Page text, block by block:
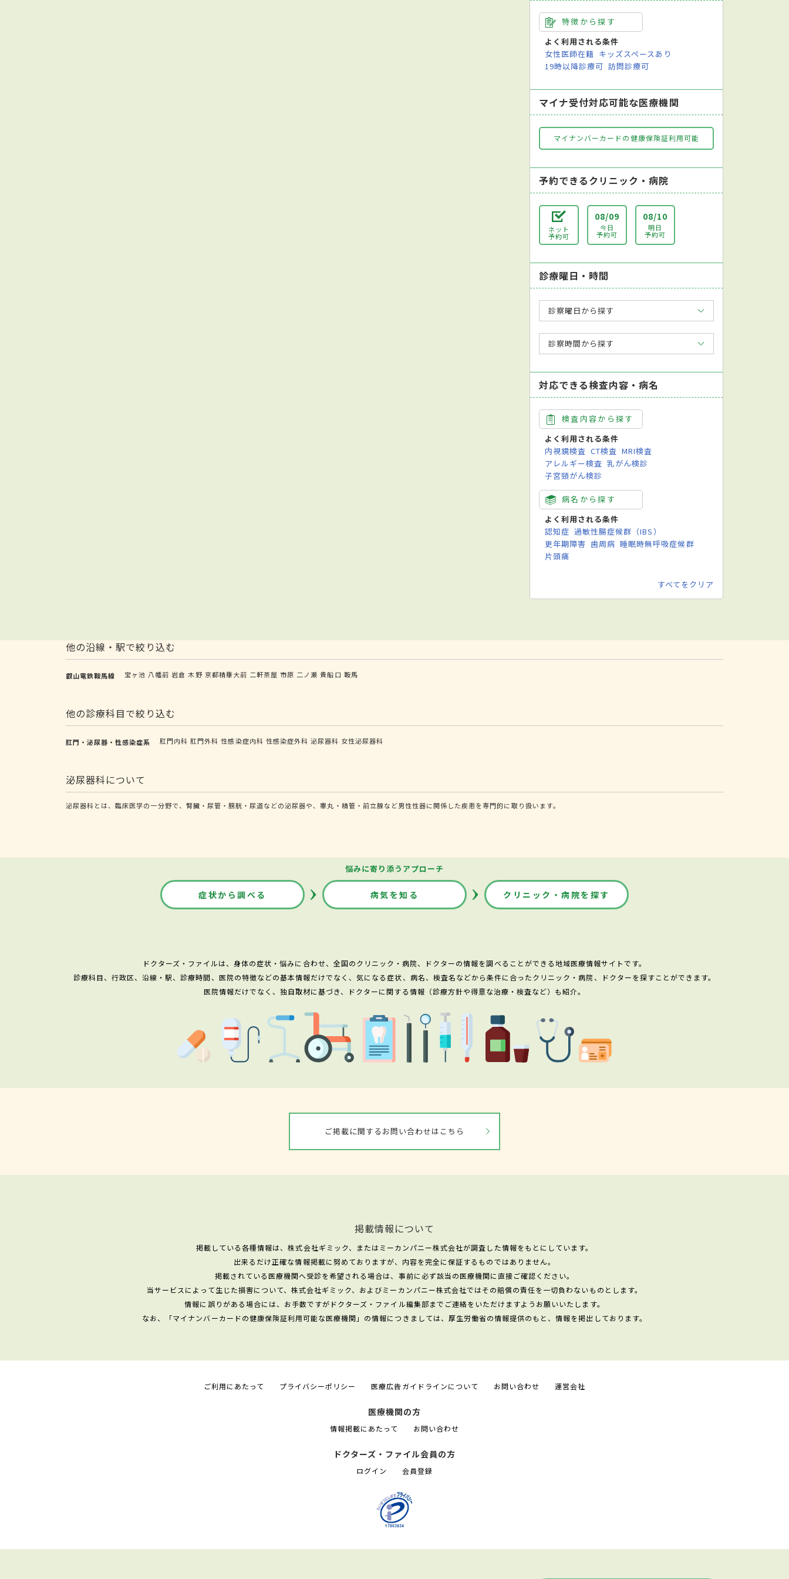
特徴から探す
よく利用される条件
女性医師在籍 キッズスペースあり
19時以降診療可 訪問診療可
マイナ受付対応可能な医療機関
マイナンバーカードの健康保険証利用可能
予約できるクリニック・病院
ネット
予約可
08/09
今日
予約可
08/10
明日
予約可
診療曜日・時間
診察曜日から探す
診察時間から探す
対応できる検査内容・病名
検査内容から探す
よく利用される条件
内視鏡検査 CT検査 MRI検査
アレルギー検査 乳がん検診
子宮頸がん検診
病名から探す
よく利用される条件
認知症 過敏性腸症候群（IBS）
更年期障害 歯周病 睡眠時無呼吸症候群
片頭痛
すべてをクリア
他の沿線・駅で絞り込む
叡山電鉄鞍馬線 宝ヶ池 八幡前 岩倉 木野 京都精華大前 二軒茶屋 市原 二ノ瀬 貴船口 鞍馬
他の診療科目で絞り込む
肛門・泌尿器・性感染症系 肛門内科 肛門外科 性感染症内科 性感染症外科 泌尿器科 女性泌尿器科
泌尿器科について
泌尿器科とは、臨床医学の一分野で、腎臓・尿管・膀胱・尿道などの泌尿器や、睾丸・精管・前立腺など男性性器に関係した疾患を専門的に取り扱います。
悩みに寄り添うアプローチ
症状から調べる 病気を知る クリニック・病院を探す
ドクターズ・ファイルは、身体の症状・悩みに合わせ、全国のクリニック・病院、ドクターの情報を調べることができる地域医療情報サイトです。
診療科目、行政区、沿線・駅、診療時間、医院の特徴などの基本情報だけでなく、気になる症状、病名、検査名などから条件に合ったクリニック・病院、ドクターを探すことができます。
医院情報だけでなく、独自取材に基づき、ドクターに関する情報（診療方針や得意な治療・検査など）も紹介。
ご掲載に関するお問い合わせはこちら
掲載情報について
掲載している各種情報は、株式会社ギミック、またはミーカンパニー株式会社が調査した情報をもとにしています。
出来るだけ正確な情報掲載に努めておりますが、内容を完全に保証するものではありません。
掲載されている医療機関へ受診を希望される場合は、事前に必ず該当の医療機関に直接ご確認ください。
当サービスによって生じた損害について、株式会社ギミック、およびミーカンパニー株式会社ではその賠償の責任を一切負わないものとします。
情報に誤りがある場合には、お手数ですがドクターズ・ファイル編集部までご連絡をいただけますようお願いいたします。
なお、「マイナンバーカードの健康保険証利用可能な医療機関」の情報につきましては、厚生労働省の情報提供のもと、情報を掲出しております。
ご利用にあたって プライバシーポリシー 医療広告ガイドラインについて お問い合わせ 運営会社
医療機関の方
情報掲載にあたって お問い合わせ
ドクターズ・ファイル会員の方
ログイン 会員登録